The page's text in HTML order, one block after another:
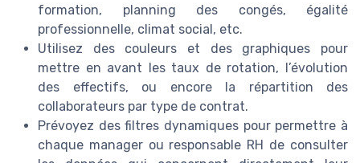
formation, planning des congés, égalité
professionnelle, climat social, etc.
Utilisez des couleurs et des graphiques pour
mettre en avant les taux de rotation, l’évolution
des effectifs, ou encore la répartition des
collaborateurs par type de contrat.
Prévoyez des filtres dynamiques pour permettre à
chaque manager ou responsable RH de consulter